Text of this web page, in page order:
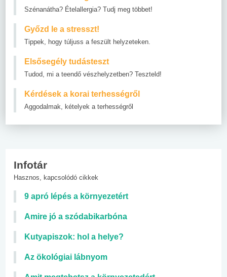
Szénanátha? Ételallergia? Tudj meg többet!
Győzd le a stresszt!
Tippek, hogy túljuss a feszült helyzeteken.
Elsősegély tudásteszt
Tudod, mi a teendő vészhelyzetben? Teszteld!
Kérdések a korai terhességről
Aggodalmak, kételyek a terhességről
Infotár
Hasznos, kapcsolódó cikkek
9 apró lépés a környezetért
Amire jó a szódabikarbóna
Kutyapiszok: hol a helye?
Az ökológiai lábnyom